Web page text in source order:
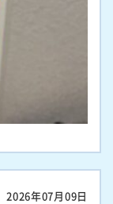
2026年07月09日